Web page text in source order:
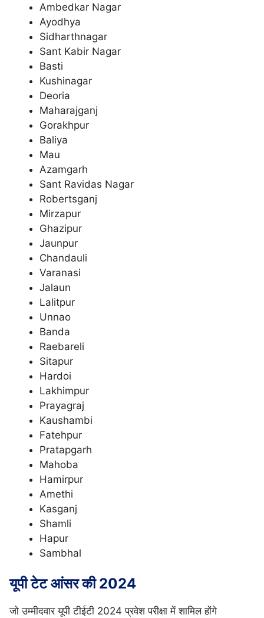
Ambedkar Nagar
Ayodhya
Sidharthnagar
Sant Kabir Nagar
Basti
Kushinagar
Deoria
Maharajganj
Gorakhpur
Baliya
Mau
Azamgarh
Sant Ravidas Nagar
Robertsganj
Mirzapur
Ghazipur
Jaunpur
Chandauli
Varanasi
Jalaun
Lalitpur
Unnao
Banda
Raebareli
Sitapur
Hardoi
Lakhimpur
Prayagraj
Kaushambi
Fatehpur
Pratapgarh
Mahoba
Hamirpur
Amethi
Kasganj
Shamli
Hapur
Sambhal
यूपी टेट आंसर की 2024
जो उम्मीदवार यूपी टीईटी 2024 प्रवेश परीक्षा में शामिल होंगे